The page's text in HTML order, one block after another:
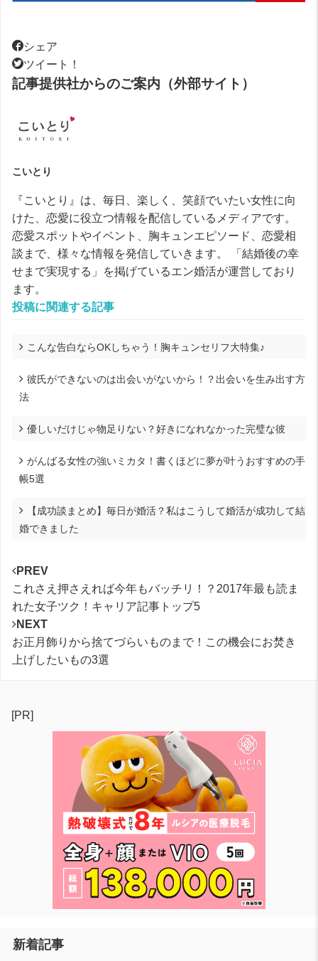
シェア
ツイート！
記事提供社からのご案内（外部サイト）
こいとり
『こいとり』は、毎日、楽しく、笑顔でいたい女性に向
けた、恋愛に役立つ情報を配信しているメディアです。
恋愛スポットやイベント、胸キュンエピソード、恋愛相
談まで、様々な情報を発信していきます。 「結婚後の幸
せまで実現する」を掲げているエン婚活が運営しており
ます。
投稿に関連する記事
こんな告白ならOKしちゃう！胸キュンセリフ大特集♪
彼氏ができないのは出会いがないから！？出会いを生み出す方
法
優しいだけじゃ物足りない？好きになれなかった完璧な彼
がんばる女性の強いミカタ！書くほどに夢が叶うおすすめの手
帳5選
【成功談まとめ】毎日が婚活？私はこうして婚活が成功して結
婚できました
PREV
これさえ押さえれば今年もバッチリ！？2017年最も読ま
れた女子ツク！キャリア記事トップ5
NEXT
お正月飾りから捨てづらいものまで！この機会にお焚き
上げしたいもの3選
[PR]
新着記事